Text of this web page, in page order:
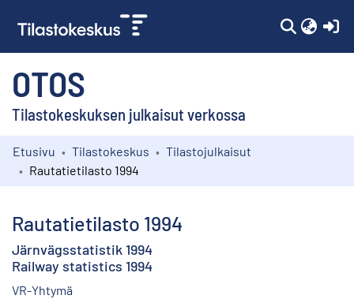
OTOS
Tilastokeskuksen julkaisut verkossa
Kokoelmat
Etusivu Tilastokeskus
Tilastojulkaisut
Rautatietilasto 1994
Rautatietilasto 1994
Järnvägsstatistik 1994
Railway statistics 1994
VR-Yhtymä